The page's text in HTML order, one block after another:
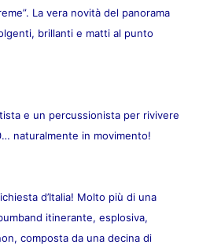
La vera novità del panorama
brillanti e matti al punto
e un percussionista per rivivere
naturalmente in movimento!
d’Italia! Molto più di una
itinerante, esplosiva,
composta da una decina di